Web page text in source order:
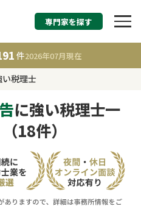
相続税申告・相続手
す
愛知県
事務所 1191
相談内容で探す
専門家を探す
件2026年07月現在
税理士
に強い税理士一
18件）